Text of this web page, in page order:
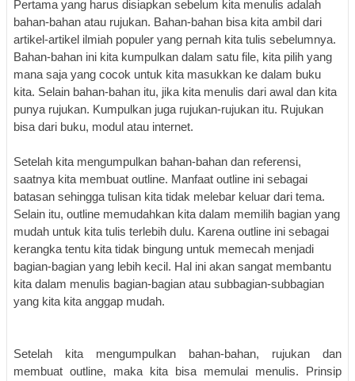
Pertama yang harus disiapkan sebelum kita menulis adalah
bahan-bahan atau rujukan. Bahan-bahan bisa kita ambil dari
artikel-artikel ilmiah populer yang pernah kita tulis sebelumnya.
Bahan-bahan ini kita kumpulkan dalam satu file, kita pilih yang
mana saja yang cocok untuk kita masukkan ke dalam buku
kita. Selain bahan-bahan itu, jika kita menulis dari awal dan kita
punya rujukan. Kumpulkan juga rujukan-rujukan itu. Rujukan
bisa dari buku, modul atau internet.
Setelah kita mengumpulkan bahan-bahan dan referensi,
saatnya kita membuat outline. Manfaat outline ini sebagai
batasan sehingga tulisan kita tidak melebar keluar dari tema.
Selain itu, outline memudahkan kita dalam memilih bagian yang
mudah untuk kita tulis terlebih dulu. Karena outline ini sebagai
kerangka tentu kita tidak bingung untuk memecah menjadi
bagian-bagian yang lebih kecil. Hal ini akan sangat membantu
kita dalam menulis bagian-bagian atau subbagian-subbagian
yang kita kita anggap mudah.
Setelah kita mengumpulkan bahan-bahan, rujukan dan
membuat outline, maka kita bisa memulai menulis. Prinsip